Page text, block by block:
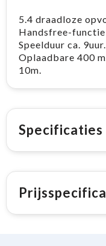
5.4 draadloze
Handsfree-
Speelduur ca.
Oplaadbare 400
10m.
Specificaties